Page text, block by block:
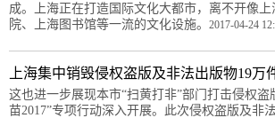
成。上海正在打造国际文化大都市，离不开像上
院、上海图书馆等一流的文化设施。 2017-04-24
上海集中销毁侵权盗版及非法出版物19万
这也进一步展现本市“扫黄打非”部门打击侵权盗
苗2017”专项行动深入开展。此次侵权盗版及非